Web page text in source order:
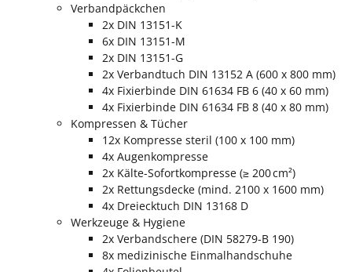
Verbandpäckchen
2x DIN 13151-K
6x DIN 13151-M
2x DIN 13151-G
2x Verbandtuch DIN 13152 A (600 x 800 mm)
4x Fixierbinde DIN 61634 FB 6 (40 x 60 mm)
4x Fixierbinde DIN 61634 FB 8 (40 x 80 mm)
Kompressen & Tücher
12x Kompresse steril (100 x 100 mm)
4x Augenkompresse
2x Kälte-Sofortkompresse (≥ 200 cm²)
2x Rettungsdecke (mind. 2100 x 1600 mm)
4x Dreiecktuch DIN 13168 D
Werkzeuge & Hygiene
2x Verbandschere (DIN 58279-B 190)
8x medizinische Einmalhandschuhe